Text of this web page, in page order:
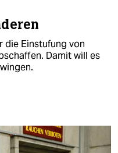
die Einstufung von
Damit will es